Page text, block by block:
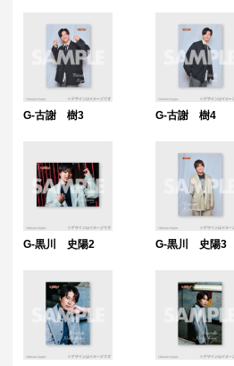
G-古謝 樹3 G-古謝 樹4
G-黒川 史陽2 G-黒川 史陽3